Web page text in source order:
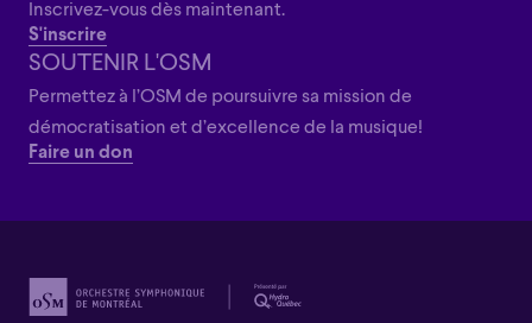
Inscrivez-vous dès maintenant.
S'inscrire
SOUTENIR L'OSM
Permettez à l’OSM de poursuivre sa mission de
démocratisation et d’excellence de la musique!
Faire un don